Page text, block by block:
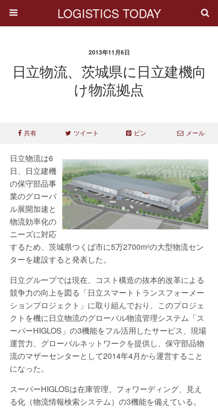
LOGISTICS TODAY
2013年11月6日
日立物流、茨城県に日立建機向
け物流拠点
共有 ツイート ピン メール
日立物流は6
日、日立建機
の保守部品事
業のグローバ
ル展開加速と
物流効率化の
ニーズに対応
するため、茨城県つくば市に5万2700m²の大型物流セン
ターを建設すると発表した。
日立グループでは現在、コスト構造の抜本的改革による
競争力の向上を図る「日立スマートトランスフォーメー
ションプロジェクト」に取り組んでおり、このプロジェ
クトを機に日立物流のグローバル物流管理システム「ス
ーパーHIGLOS」の3機能をフル活用したサービス、現場
運営力、グローバルネットワークを提供し、保守部品物
流のマザーセンターとして2014年4月から運営すること
になった。
スーパーHIGLOSは在庫管理、フォワーディング、見え
る化（物流情報検索システム）の3機能を備えている。